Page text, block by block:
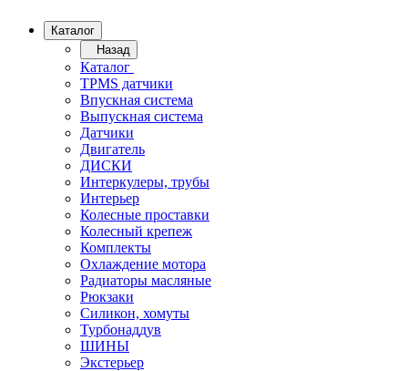
Каталог
Назад
Каталог
TPMS датчики
Впускная система
Выпускная система
Датчики
Двигатель
ДИСКИ
Интеркулеры, трубы
Интерьер
Колесные проставки
Колесный крепеж
Комплекты
Охлаждение мотора
Радиаторы масляные
Рюкзаки
Силикон, хомуты
Турбонаддув
ШИНЫ
Экстерьер